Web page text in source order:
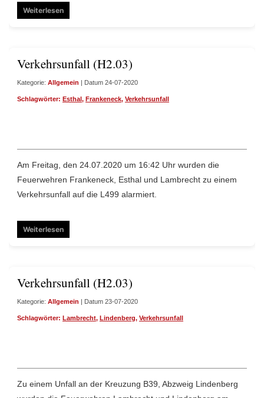
Weiterlesen
Verkehrsunfall (H2.03)
Kategorie: Allgemein | Datum 24-07-2020
Schlagwörter: Esthal, Frankeneck, Verkehrsunfall
Am Freitag, den 24.07.2020 um 16:42 Uhr wurden die
Feuerwehren Frankeneck, Esthal und Lambrecht zu einem
Verkehrsunfall auf die L499 alarmiert.
Weiterlesen
Verkehrsunfall (H2.03)
Kategorie: Allgemein | Datum 23-07-2020
Schlagwörter: Lambrecht, Lindenberg, Verkehrsunfall
Zu einem Unfall an der Kreuzung B39, Abzweig Lindenberg